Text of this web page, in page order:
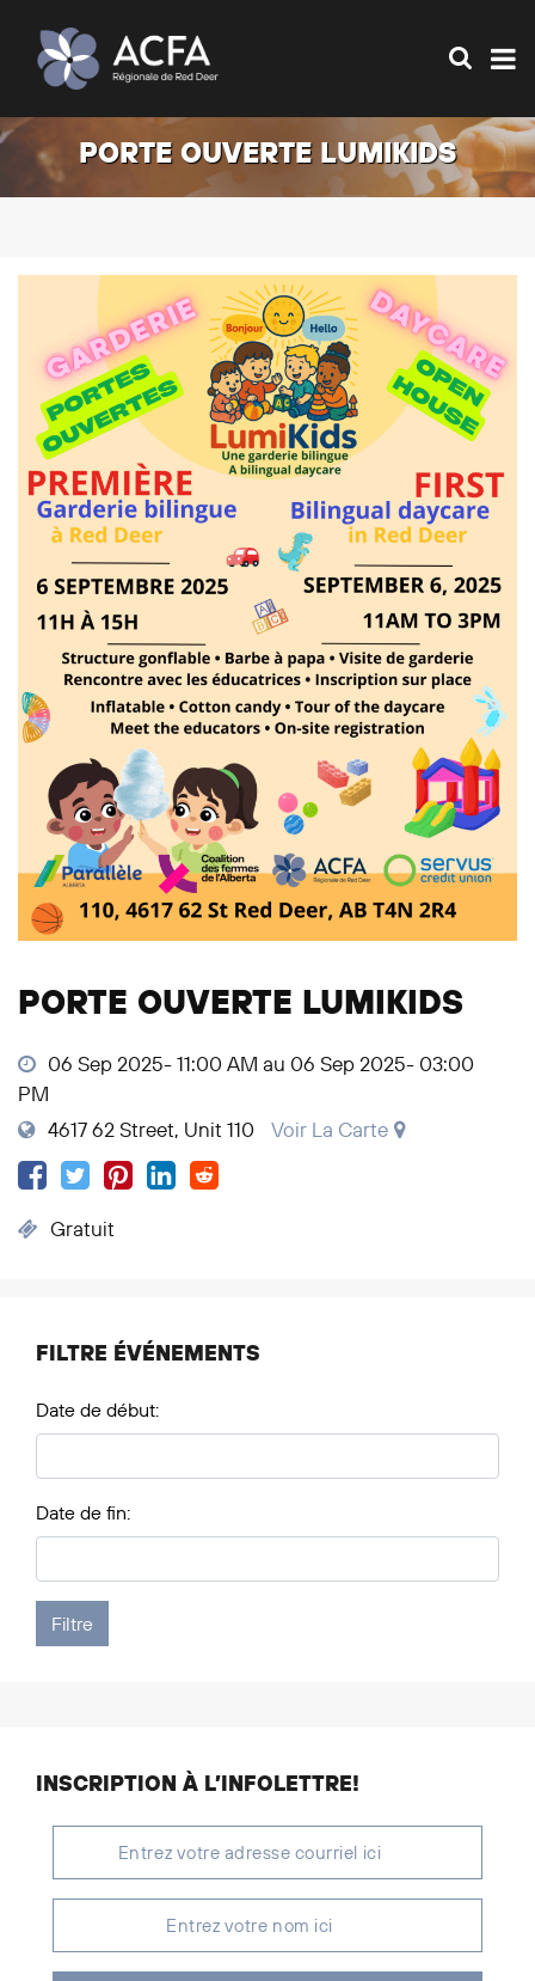
PORTE OUVERTE LUMIKIDS
PORTE OUVERTE LUMIKIDS
06 Sep 2025- 11:00 AM au 06 Sep 2025- 03:00
PM
4617 62 Street, Unit 110
Voir La Carte
Gratuit
FILTRE ÉVÉNEMENTS
Date de début:
Date de fin:
INSCRIPTION À L’INFOLETTRE!